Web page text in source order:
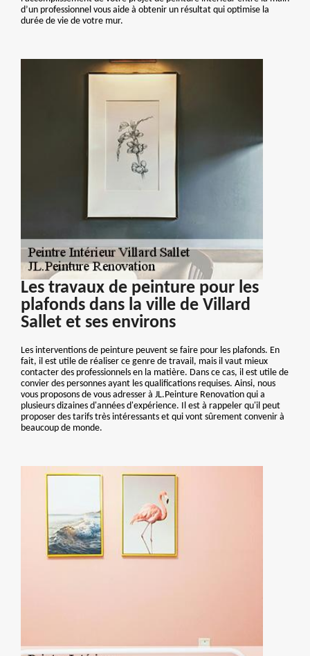
d’un professionnel vous aide à obtenir un résultat qui optimise la
durée de vie de votre mur.
Les travaux de peinture pour les
plafonds dans la ville de Villard
Sallet et ses environs
Les interventions de peinture peuvent se faire pour les plafonds. En
fait, il est utile de réaliser ce genre de travail, mais il vaut mieux
contacter des professionnels en la matière. Dans ce cas, il est utile de
convier des personnes ayant les qualifications requises. Ainsi, nous
vous proposons de vous adresser à JL.Peinture Renovation qui a
plusieurs dizaines d'années d'expérience. Il est à rappeler qu'il peut
proposer des tarifs très intéressants et qui vont sûrement convenir à
beaucoup de monde.